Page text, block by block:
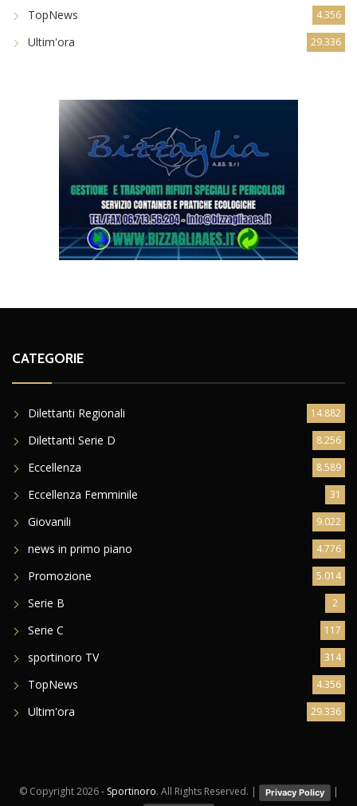
TopNews 4.356
Ultim'ora 29.336
CATEGORIE
Dilettanti Regionali 14.882
Dilettanti Serie D 8.256
Eccellenza 8.589
Eccellenza Femminile 31
Giovanili 9.022
news in primo piano 4.776
Promozione 5.014
Serie B 2
Serie C 117
sportinoro TV 314
TopNews 4.356
Ultim'ora 29.336
© Copyright2026 - Sportinoro. All Rights Reserved. | Privacy Policy |